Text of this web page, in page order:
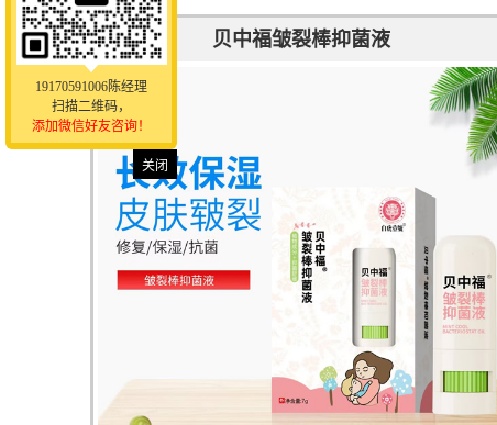
贝中福皱裂棒抑菌液
19170591006陈经理
扫描二维码，
添加微信好友咨询！
关闭